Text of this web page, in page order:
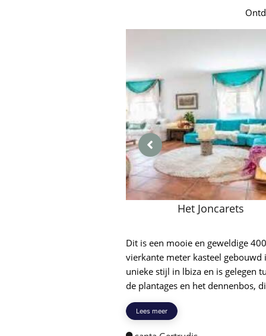
Het Joncarets
Dit is een mooie en geweldige 400
vierkante meter kasteel gebouwd
unieke stijl in lbiza en is gelegen
de plantages en het dennenbos,
Lees meer